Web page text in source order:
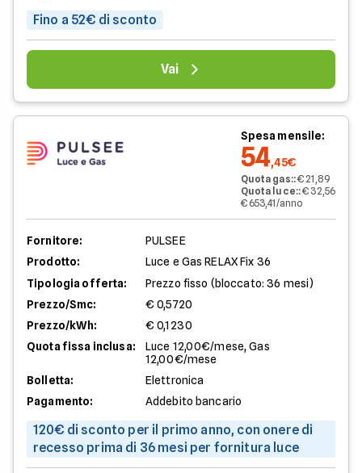
Fino a 52€ di sconto
Vai
Spesa mensile:
54,45€
Quota gas::€ 21,89
Quota luce::€ 32,56
€ 653,41/anno
Fornitore:
PULSEE
Prodotto:
Luce e Gas RELAX Fix 36
Tipologia offerta:
Prezzo fisso (bloccato: 36 mesi)
Prezzo/Smc:
€ 0,5720
Prezzo/kWh:
€ 0,1230
Quota fissa inclusa:
Luce 12,00€/mese, Gas
12,00€/mese
Bolletta:
Elettronica
Pagamento:
Addebito bancario
120€ di sconto per il primo anno, con onere di
recesso prima di 36 mesi per fornitura luce